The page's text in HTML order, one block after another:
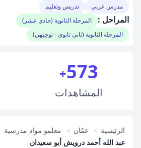
مدرس عربي تدريس وتعليم
المراحل :
المرحلة الثانوية (حادي عشر)
المرحلة الثانوية (ثاني ثانوي - توجيهي)
573
+
المشاهدات
الرئيسية عمّان معلمو مواد مدرسية
عبد الله أحمد درويش أبو سعيدان